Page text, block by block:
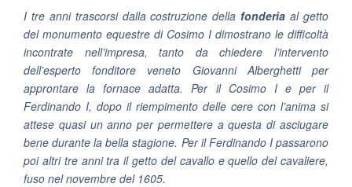
I tre anni trascorsi dalla costruzione della fonderia al getto
del monumento equestre di Cosimo I dimostrano le difficoltà
incontrate nell’impresa, tanto da chiedere l’intervento
dell’esperto fonditore veneto Giovanni Alberghetti per
approntare la fornace adatta. Per il Cosimo I e per il
Ferdinando I, dopo il riempimento delle cere con l’anima si
attese quasi un anno per permettere a questa di asciugare
bene durante la bella stagione. Per il Ferdinando I passarono
poi altri tre anni tra il getto del cavallo e quello del cavaliere,
fuso nel novembre del 1605.